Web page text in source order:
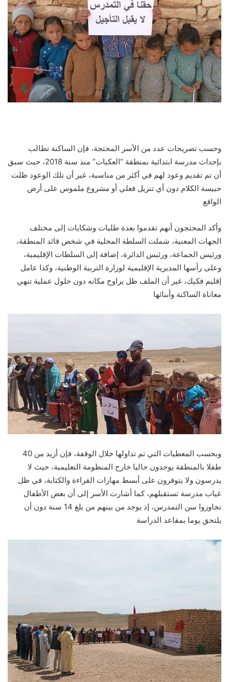
وحسب تصريحات عدد من الأسر المحتجة، فإن الساكنة تطالب
بإحداث مدرسة ابتدائية بمنطقة “العكبات” منذ سنة 2018، حيث سبق
أن تم تقديم وعود لهم في أكثر من مناسبة، غير أن تلك الوعود ظلت
حبيسة الكلام دون أي تنزيل فعلي أو مشروع ملموس على أرض
الواقع
وأكد المحتجون أنهم تقدموا بعدة طلبات وشكايات إلى مختلف
الجهات المعنية، شملت السلطة المحلية في شخص قائد المنطقة،
ورئيس الجماعة، ورئيس الدائرة، إضافة إلى السلطات الإقليمية،
وعلى رأسها المديرية الإقليمية لوزارة التربية الوطنية، وكذا عامل
إقليم فكيك، غير أن الملف ظل يراوح مكانه دون حلول عملية تنهي
معاناة الساكنة وأبنائها
وبحسب المعطيات التي تم تداولها خلال الوقفة، فإن أزيد من 40
طفلا بالمنطقة يوجدون حاليا خارج المنظومة التعليمية، حيث لا
يدرسون ولا يتوفرون على أبسط مهارات القراءة والكتابة، في ظل
غياب مدرسة تستقبلهم، كما أشارت الأسر إلى أن بعض الأطفال
تجاوزوا سن التمدرس، إذ يوجد من بينهم من بلغ 14 سنة دون أن
يلتحق يوما بمقاعد الدراسة